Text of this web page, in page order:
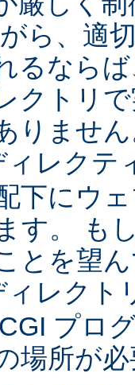
ら、適
るなら
クトリ
りませ
ィレクテ
下にウ
す。 も
とを望
ィレクト
プロ
場所が